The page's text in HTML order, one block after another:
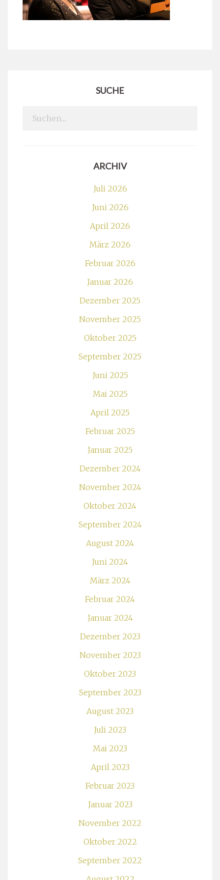
SUCHE
Search
ARCHIV
Juli 2026
Juni 2026
April 2026
März 2026
Februar 2026
Januar 2026
Dezember 2025
November 2025
Oktober 2025
September 2025
Juni 2025
Mai 2025
April 2025
Februar 2025
Januar 2025
Dezember 2024
November 2024
Oktober 2024
September 2024
August 2024
Juni 2024
März 2024
Februar 2024
Januar 2024
Dezember 2023
November 2023
Oktober 2023
September 2023
August 2023
Juli 2023
Mai 2023
April 2023
Februar 2023
Januar 2023
November 2022
Oktober 2022
September 2022